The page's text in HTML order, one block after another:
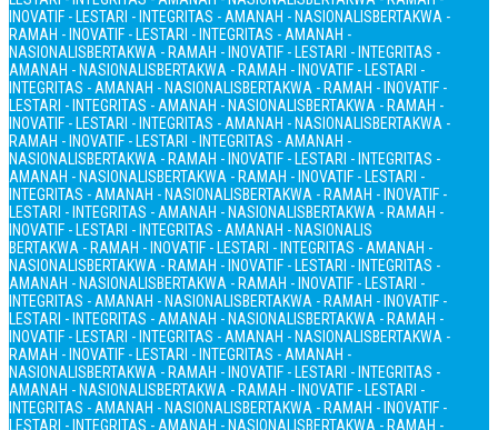
INOVATIF - LESTARI - INTEGRITAS - AMANAH - NASIONALISBERTAKWA -
RAMAH - INOVATIF - LESTARI - INTEGRITAS - AMANAH -
NASIONALISBERTAKWA - RAMAH - INOVATIF - LESTARI - INTEGRITAS -
AMANAH - NASIONALISBERTAKWA - RAMAH - INOVATIF - LESTARI -
INTEGRITAS - AMANAH - NASIONALISBERTAKWA - RAMAH - INOVATIF -
LESTARI - INTEGRITAS - AMANAH - NASIONALISBERTAKWA - RAMAH -
INOVATIF - LESTARI - INTEGRITAS - AMANAH - NASIONALISBERTAKWA -
RAMAH - INOVATIF - LESTARI - INTEGRITAS - AMANAH -
NASIONALISBERTAKWA - RAMAH - INOVATIF - LESTARI - INTEGRITAS -
AMANAH - NASIONALISBERTAKWA - RAMAH - INOVATIF - LESTARI -
INTEGRITAS - AMANAH - NASIONALISBERTAKWA - RAMAH - INOVATIF -
LESTARI - INTEGRITAS - AMANAH - NASIONALISBERTAKWA - RAMAH -
INOVATIF - LESTARI - INTEGRITAS - AMANAH - NASIONALIS
BERTAKWA - RAMAH - INOVATIF - LESTARI - INTEGRITAS - AMANAH -
NASIONALISBERTAKWA - RAMAH - INOVATIF - LESTARI - INTEGRITAS -
AMANAH - NASIONALISBERTAKWA - RAMAH - INOVATIF - LESTARI -
INTEGRITAS - AMANAH - NASIONALISBERTAKWA - RAMAH - INOVATIF -
LESTARI - INTEGRITAS - AMANAH - NASIONALISBERTAKWA - RAMAH -
INOVATIF - LESTARI - INTEGRITAS - AMANAH - NASIONALISBERTAKWA -
RAMAH - INOVATIF - LESTARI - INTEGRITAS - AMANAH -
NASIONALISBERTAKWA - RAMAH - INOVATIF - LESTARI - INTEGRITAS -
AMANAH - NASIONALISBERTAKWA - RAMAH - INOVATIF - LESTARI -
INTEGRITAS - AMANAH - NASIONALISBERTAKWA - RAMAH - INOVATIF -
LESTARI - INTEGRITAS - AMANAH - NASIONALISBERTAKWA - RAMAH -